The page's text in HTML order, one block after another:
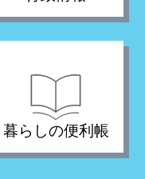
暮らしの便利帳